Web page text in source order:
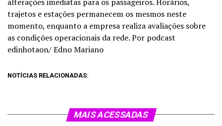
trajetos e estações permanecem os mesmos neste
momento, enquanto a empresa realiza avaliações sobre
as condições operacionais da rede. Por podcast
edinhotaon/ Edno Mariano
NOTÍCIAS RELACIONADAS:
MAIS ACESSADAS